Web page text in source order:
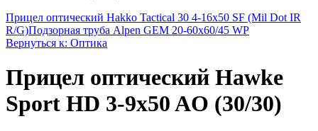
Прицел оптический Hakko Tactical 30 4-16x50 SF (Mil Dot IR
R/G)Подзорная труба Alpen GEM 20-60x60/45 WP
Вернуться к: Оптика
Прицел оптический Hawke
Sport HD 3-9x50 AO (30/30)